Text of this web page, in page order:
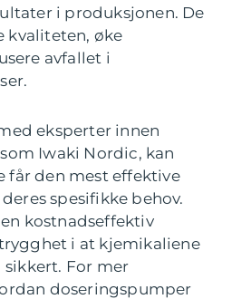
i produksjonen. De
kvaliteten, øke
avfallet i
eksperter innen
Iwaki Nordic, kan
får den mest effektive
spesifikke behov.
kostnadseffektiv
i at kjemikaliene
For mer
doseringspumper